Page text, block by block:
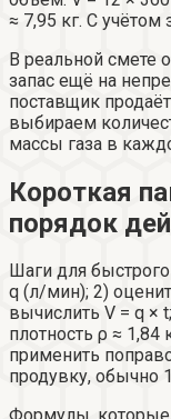
≈ 7,95 кг. С учётом
В реальной смете
запас ещё на
поставщик
выбираем
массы газа в
Короткая
порядок
Шаги для
q (л/мин); 2)
вычислить V = q ×
плотность ρ ≈ 1,84
применить
продувку, обычно